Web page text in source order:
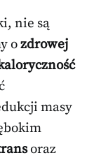
nie są
ozdrowej
masy
oraz